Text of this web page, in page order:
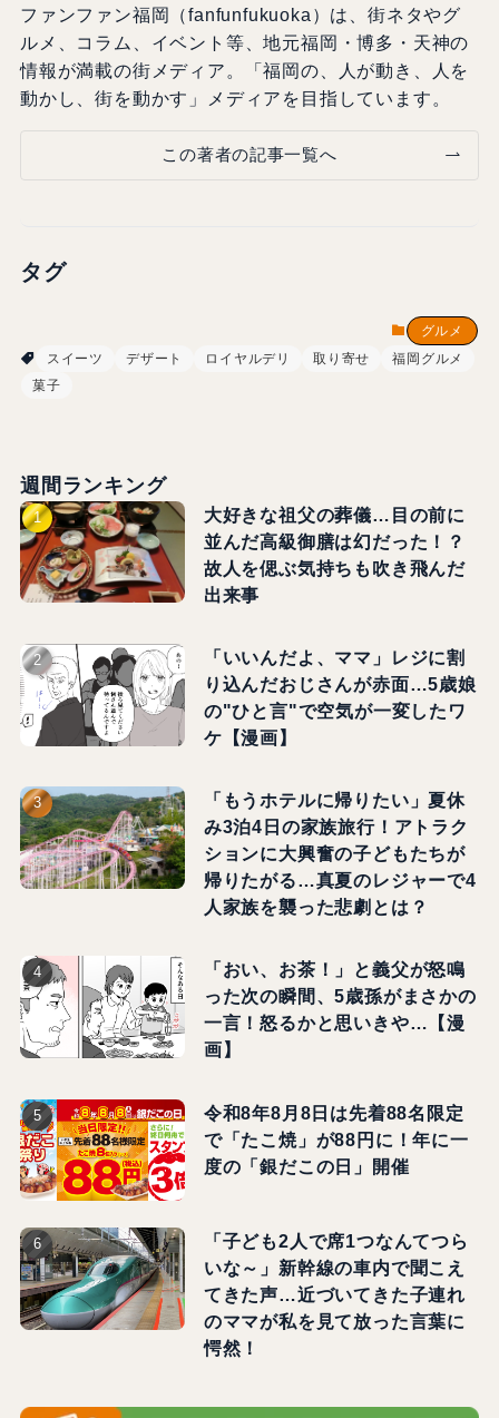
ファンファン福岡（fanfunfukuoka）は、街ネタやグ
ルメ、コラム、イベント等、地元福岡・博多・天神の
情報が満載の街メディア。「福岡の、人が動き、人を
動かし、街を動かす」メディアを目指しています。
この著者の記事一覧へ
タグ
グルメ
スイーツ
デザート ロイヤルデリ 取り寄せ
福岡グルメ
菓子
週間ランキング
大好きな祖父の葬儀…目の前に
並んだ高級御膳は幻だった！？
故人を偲ぶ気持ちも吹き飛んだ
出来事
「いいんだよ、ママ」レジに割
り込んだおじさんが赤面…5歳娘
の"ひと言"で空気が一変したワ
ケ【漫画】
「もうホテルに帰りたい」夏休
み3泊4日の家族旅行！アトラク
ションに大興奮の子どもたちが
帰りたがる…真夏のレジャーで4
人家族を襲った悲劇とは？
「おい、お茶！」と義父が怒鳴
った次の瞬間、5歳孫がまさかの
一言！怒るかと思いきや…【漫
画】
令和8年8月8日は先着88名限定
で「たこ焼」が88円に！年に一
度の「銀だこの日」開催
「子ども2人で席1つなんてつら
いな～」新幹線の車内で聞こえ
てきた声…近づいてきた子連れ
のママが私を見て放った言葉に
愕然！